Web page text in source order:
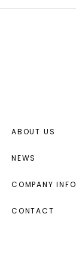
ABOUT US
NEWS
COMPANY INFO
CONTACT